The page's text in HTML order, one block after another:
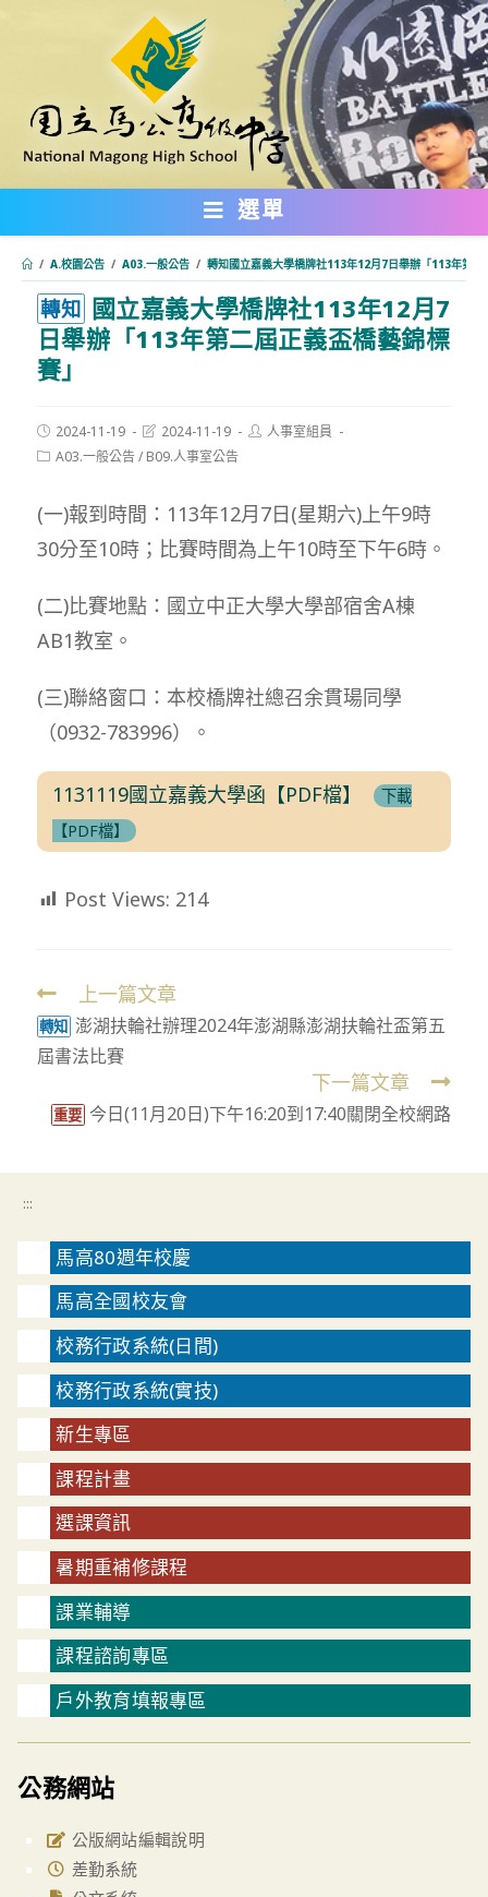
內
選單
/ A.校園公告 / A03.一般公告 / 轉知國立嘉義大學橋牌社113年12月7日舉辦「113年第二
轉知 國立嘉義大學橋牌社113年12月7
日舉辦「113年第二屆正義盃橋藝錦標
賽」
Post
published:
2024-11-19
Post
modified:
2024-11-19
Post人事室組員
PostA03.一般公告/ B09.人事室公告
(一)報到時間：113年12月7日(星期六)上午9時
30分至10時；比賽時間為上午10時至下午6時。
(二)比賽地點：國立中正大學大學部宿舍A棟
AB1教室。
(三)聯絡窗口：本校橋牌社總召余貫瑒同學
（0932-783996）。
1131119國立嘉義大學函【PDF檔】
下載
【PDF檔】
Post Views: 214
Read
more
articles
上一篇文章
轉知 澎湖扶輪社辦理2024年澎湖縣澎湖扶輪社盃第五
屆書法比賽
下一篇文章
重要 今日(11月20日)下午16:20到17:40關閉全校網路
:::
馬高80週年校慶
馬高全國校友會
校務行政系統(日間)
校務行政系統(實技)
新生專區
課程計畫
選課資訊
暑期重補修課程
課業輔導
課程諮詢專區
戶外教育填報專區
公務網站
公版網站編輯說明
差勤系統